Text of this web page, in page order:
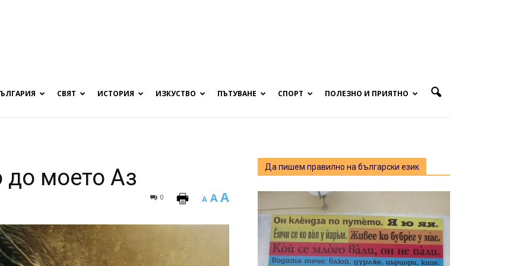
СВЯТ ИСТОРИЯ ИЗКУСТВО ПЪТУВАНЕ СПОРТ ПОЛЕЗНО И ПРИЯТНО
моето Аз
A A A
0
Да пишем правилно на български език